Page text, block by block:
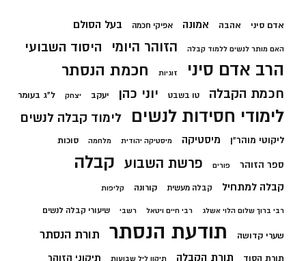
אדם סיני אהבה אמונה אפיקי חכמה בעל הסולם
האם מותר לנשים ללמוד קבלה הזוהר היומי היסוד השבועי
הרב אדם סיני זוגיות חכמת הנסתר
חכמת הקבלה טו בשבט יוני כהן יעקב יצחק ל"ג בעומר
לימודי חסידות לנשים לימוד קבלה לנשים
ליקוטי מוהר"ן מיסטיקה מיסטיקה יהודית מלחמה סוכות
ספר הזוהר פורים פרשת השבוע קבלה
קבלה למתחיל קבלה מעשית קורונה קליפות
רבי ברוך שלום הלוי אשלג רבי חיים ויטאל רשבי שיעורי קבלה לנשים
שערי קדושה תודעת הנסתר תורת הנסתר
תורת הסוד תורת הקבלה תיקון ליל שבועות תיקוני הזוהר